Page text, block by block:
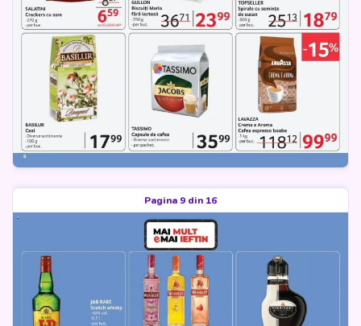
Pagina 9 din 16